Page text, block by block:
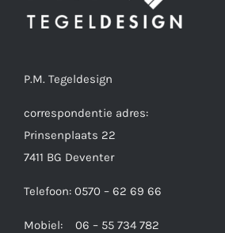
P.M. Tegeldesign
correspondentie adres:
Prinsenplaats 22
7411 BG Deventer
Telefoon: 0570 – 62 69 66
Mobiel: 06 – 55 734 782